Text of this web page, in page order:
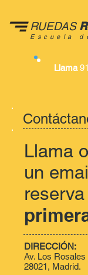
Llama
RUEDAS
Escuela
Llama
un
DIRECCIÓN:
Av. Los Rosales
28021, Madrid.